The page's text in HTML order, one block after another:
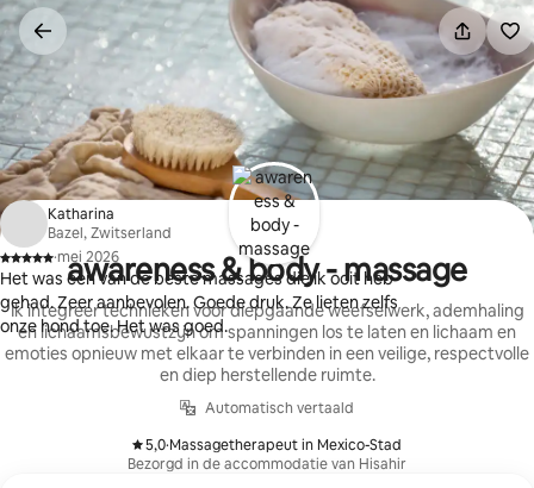
Ga
direct
naar
inhoud
awareness & body - massage
Ik integreer technieken voor diepgaande weefselwerk, ademhaling
en lichaamsbewustzijn om spanningen los te laten en lichaam en
emoties opnieuw met elkaar te verbinden in een veilige, respectvolle
en diep herstellende ruimte.
Automatisch vertaald
5,0
, ·Massagetherapeut in Mexico-Stad
Bezorgd in de accommodatie van Hisahir
Katharina
Bazel, Zwitserland
,
·mei 2026
Het was een van de beste massages die ik ooit heb
gehad. Zeer aanbevolen. Goede druk. Ze lieten zelfs
onze hond toe. Het was goed.